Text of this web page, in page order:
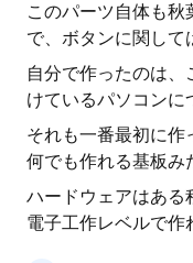
このパーツ自体も
で、ボタンに関して
自分で作ったのは
けているパソコンに
それも一番最初に作
何でも作れる基板み
ハードウェアはある
電子工作レベルで作